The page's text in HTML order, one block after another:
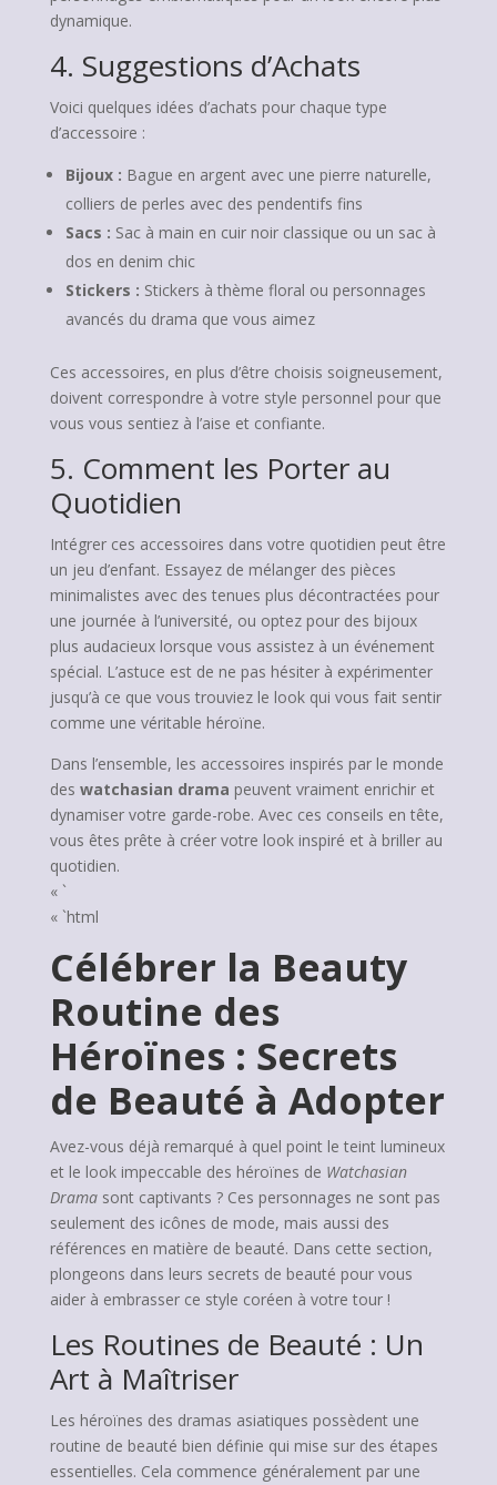
dynamique.
4. Suggestions d’Achats
Voici quelques idées d’achats pour chaque type
d’accessoire :
Bijoux : Bague en argent avec une pierre naturelle,
colliers de perles avec des pendentifs fins
Sacs : Sac à main en cuir noir classique ou un sac à
dos en denim chic
Stickers : Stickers à thème floral ou personnages
avancés du drama que vous aimez
Ces accessoires, en plus d’être choisis soigneusement,
doivent correspondre à votre style personnel pour que
vous vous sentiez à l’aise et confiante.
5. Comment les Porter au
Quotidien
Intégrer ces accessoires dans votre quotidien peut être
un jeu d’enfant. Essayez de mélanger des pièces
minimalistes avec des tenues plus décontractées pour
une journée à l’université, ou optez pour des bijoux
plus audacieux lorsque vous assistez à un événement
spécial. L’astuce est de ne pas hésiter à expérimenter
jusqu’à ce que vous trouviez le look qui vous fait sentir
comme une véritable héroïne.
Dans l’ensemble, les accessoires inspirés par le monde
des watchasian drama peuvent vraiment enrichir et
dynamiser votre garde-robe. Avec ces conseils en tête,
vous êtes prête à créer votre look inspiré et à briller au
quotidien.
« `
« `html
Célébrer la Beauty
Routine des
Héroïnes : Secrets
de Beauté à Adopter
Avez-vous déjà remarqué à quel point le teint lumineux
et le look impeccable des héroïnes de Watchasian
Dramasont captivants ? Ces personnages ne sont pas
seulement des icônes de mode, mais aussi des
références en matière de beauté. Dans cette section,
plongeons dans leurs secrets de beauté pour vous
aider à embrasser ce style coréen à votre tour !
Les Routines de Beauté : Un
Art à Maîtriser
Les héroïnes des dramas asiatiques possèdent une
routine de beauté bien définie qui mise sur des étapes
essentielles. Cela commence généralement par une